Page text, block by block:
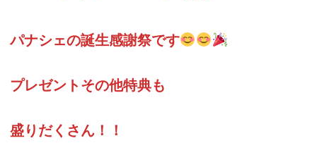
パナシェの誕生感謝祭です
プレゼントその他特典も
盛りだくさん！！